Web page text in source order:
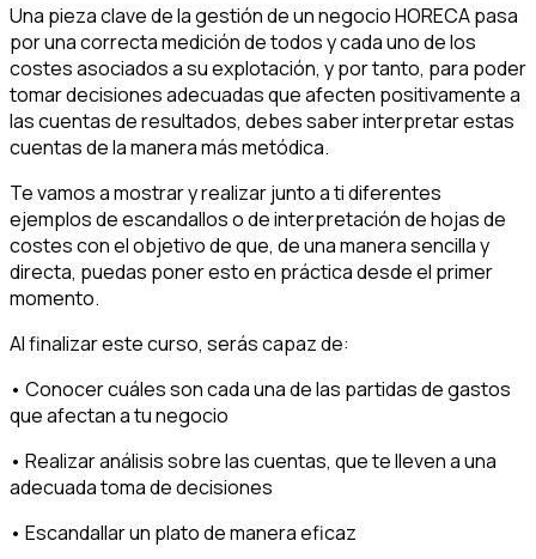
Una pieza clave de la gestión de un negocio HORECA pasa
por una correcta medición de todos y cada uno de los
costes asociados a su explotación, y por tanto, para poder
tomar decisiones adecuadas que afecten positivamente a
las cuentas de resultados, debes saber interpretar estas
cuentas de la manera más metódica.
Te vamos a mostrar y realizar junto a ti diferentes
ejemplos de escandallos o de interpretación de hojas de
costes con el objetivo de que, de una manera sencilla y
directa, puedas poner esto en práctica desde el primer
momento.
Al finalizar este curso, serás capaz de:
• Conocer cuáles son cada una de las partidas de gastos
que afectan a tu negocio
• Realizar análisis sobre las cuentas, que te lleven a una
adecuada toma de decisiones
• Escandallar un plato de manera eficaz